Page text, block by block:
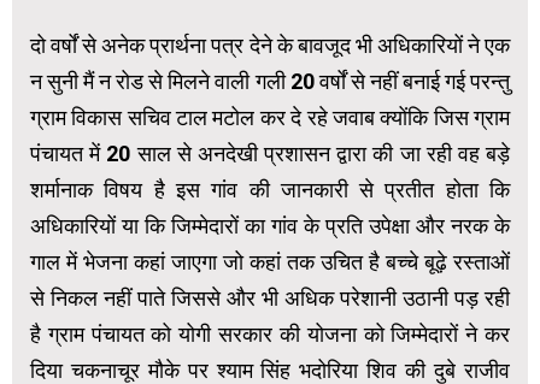
दो वर्षों से अनेक प्रार्थना पत्र देने के बावजूद भी अधिकारियों ने एक
न सुनी मैं न रोड से मिलने वाली गली 20 वर्षों से नहीं बनाई गई परन्तु
ग्राम विकास सचिव टाल मटोल कर दे रहे जवाब क्योंकि जिस ग्राम
पंचायत में 20 साल से अनदेखी प्रशासन द्वारा की जा रही वह बड़े
शर्मानाक विषय है इस गांव की जानकारी से प्रतीत होता कि
अधिकारियों या कि जिम्मेदारों का गांव के प्रति उपेक्षा और नरक के
गाल में भेजना कहां जाएगा जो कहां तक उचित है बच्चे बूढ़े रस्ताओं
से निकल नहीं पाते जिससे और भी अधिक परेशानी उठानी पड़ रही
है ग्राम पंचायत को योगी सरकार की योजना को जिम्मेदारों ने कर
दिया चकनाचूर मौके पर श्याम सिंह भदोरिया शिव की दुबे राजीव